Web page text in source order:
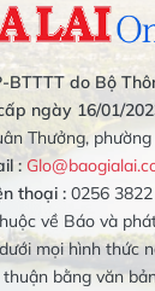
BTTTT do Bộ
ngày 16/01/
Thưởng, phường
:
thoại : 0256
về Báo và
mọi hình thức
thuận bằng văn